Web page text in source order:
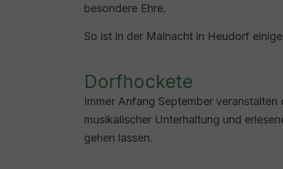
besondere Ehre.
So ist in der Mainacht in Heudorf
Dorfhockete
Immer Anfang September veranstalten
musikalischer Unterhaltung und
gehen lassen.